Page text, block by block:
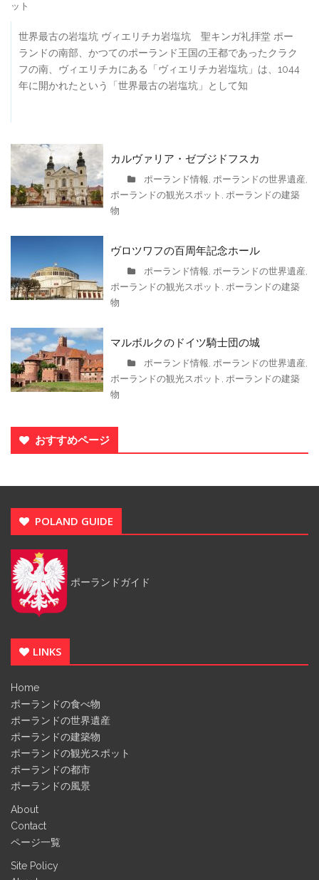
ット
世界最古の岩塩坑 ヴィエリチカ岩塩坑 聖キンガ礼拝堂 ポー
ランドの南部、かつてのポーランド王国の王都であったクラク
フの南、ヴィエリチカにある「ヴィエリチカ岩塩坑」は、1044
年に開かれたという「世界最古の岩塩坑」として知
カルヴァリア・ゼブジドフスカ
ポーランド情報, ポーランドの世界遺産,
ポーランドの観光スポット , ポーランドの建築
物
ヴロツワフの百周年記念ホール
ポーランド情報, ポーランドの世界遺産,
ポーランドの観光スポット , ポーランドの建築
物
マルボルクのドイツ騎士団の城
ポーランド情報, ポーランドの世界遺産,
ポーランドの観光スポット , ポーランドの建築
物
おすすめページ
POLAND GUIDE
ポーランドガイド
LINKS
Home
ポーランドの食べ物
ポーランドの世界遺産
ポーランドの建築物
ポーランドの観光スポット
ポーランドの都市
ポーランドの風景
About
Contact
ページ一覧
Site Policy